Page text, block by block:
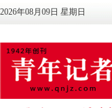
2026年08月09日 星期日